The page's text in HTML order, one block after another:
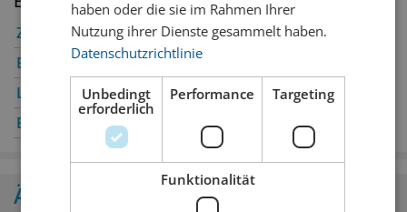
Zürich
✔
Bern
✔
Luzern
Basel
Winterthur
Oerlikon
St. Gallen
Ähnliche Produkte
haben oder die sie im Rahmen Ihrer
Nutzung ihrer Dienste gesammelt haben.
Datenschutzrichtlinie
Unbedingt
erforderlich
Performance Targeting
Funktionalität